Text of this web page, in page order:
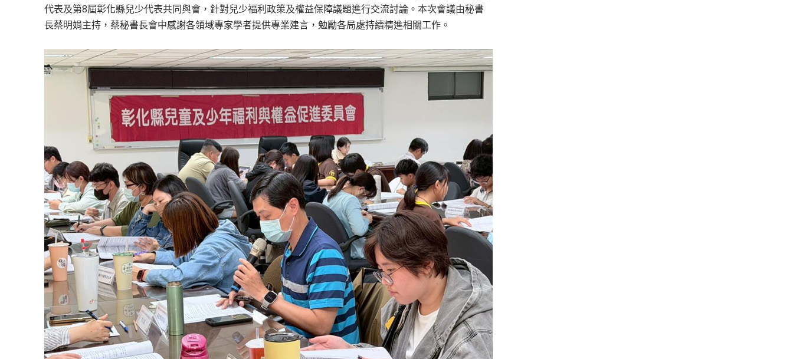
代表及第8屆彰化縣兒少代表共同與會，針對兒少福利政策及權益保障議題進行交流討論。本次會議由秘書
長蔡明娟主持，蔡秘書長會中感謝各領域專家學者提供專業建言，勉勵各局處持續精進相關工作。